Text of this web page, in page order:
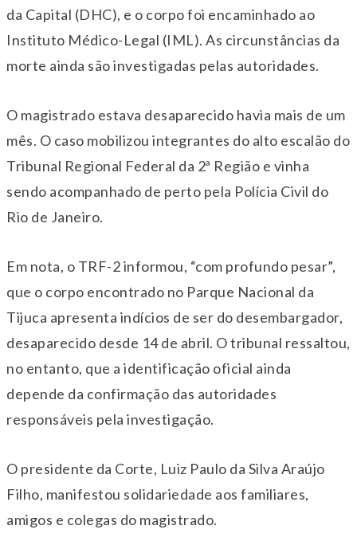
da Capital (DHC), e o corpo foi encaminhado ao
Instituto Médico-Legal (IML). As circunstâncias da
morte ainda são investigadas pelas autoridades.
O magistrado estava desaparecido havia mais de um
mês. O caso mobilizou integrantes do alto escalão do
Tribunal Regional Federal da 2ª Região e vinha
sendo acompanhado de perto pela Polícia Civil do
Rio de Janeiro.
Em nota, o TRF-2 informou, “com profundo pesar”,
que o corpo encontrado no Parque Nacional da
Tijuca apresenta indícios de ser do desembargador,
desaparecido desde 14 de abril. O tribunal ressaltou,
no entanto, que a identificação oficial ainda
depende da confirmação das autoridades
responsáveis pela investigação.
O presidente da Corte, Luiz Paulo da Silva Araújo
Filho, manifestou solidariedade aos familiares,
amigos e colegas do magistrado.